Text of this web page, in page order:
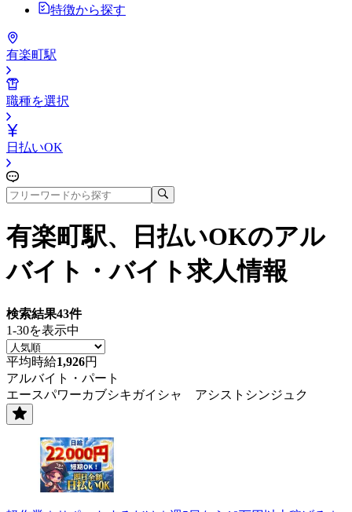
特徴から探す
有楽町駅
職種を選択
日払いOK
有楽町駅、日払いOKのアル
バイト・バイト求人情報
検索結果43件
1-30を表示中
平均時給1,926円
アルバイト・パート
エースパワーカブシキガイシャ アシストシンジュク